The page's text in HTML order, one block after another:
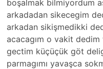
boşalmak bilmiyordum
arkadadan sikecegim
arkadan sikişmedikki
acacagım o vakit dedim
gectim küçüçük göt
parmagımı yavaşca